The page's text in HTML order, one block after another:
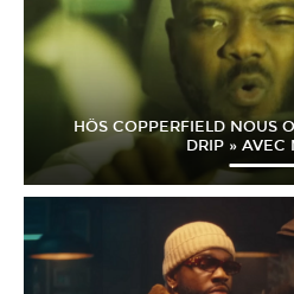
HÖS COPPERFIELD NOUS
DRIP » AVEC